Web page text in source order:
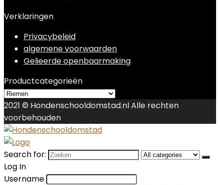
Verklaringen
Privacybeleid
algemene voorwaarden
Gelieerde openbaarmaking
Productcategorieën
2021 © Hondenschooldomstad.nl Alle rechten
voorbehouden
Search for:
Log In
Username